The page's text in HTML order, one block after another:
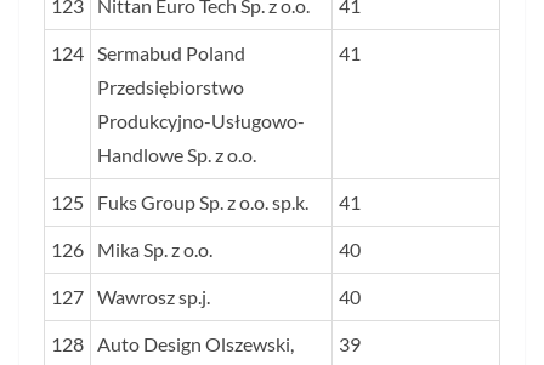
123 Nittan Euro Tech Sp. z o.o. 41
124 Sermabud Poland
Przedsiębiorstwo
Produkcyjno-Usługowo-
Handlowe Sp. z o.o.
41
125 Fuks Group Sp. z o.o. sp.k. 41
126 Mika Sp. z o.o. 40
127 Wawrosz sp.j. 40
128 Auto Design Olszewski,
39